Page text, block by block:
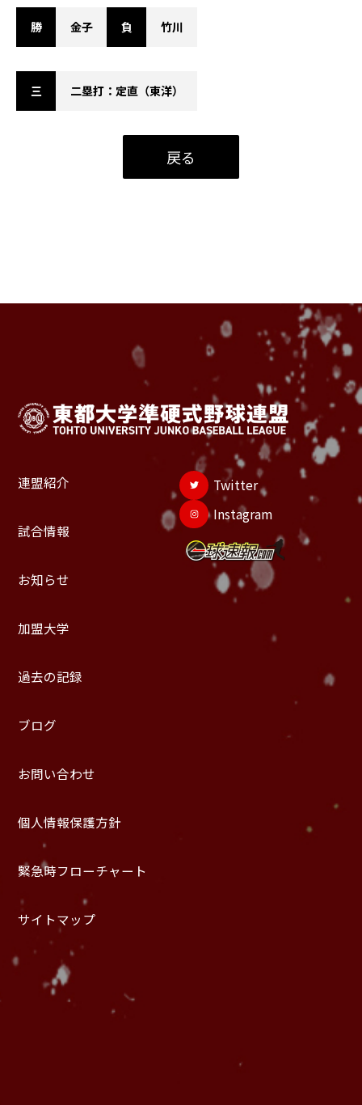
勝 金子 負 竹川
三 二塁打：定直（東洋）
戻る
連盟紹介
試合情報
お知らせ
加盟大学
過去の記録
ブログ
お問い合わせ
個人情報保護方針
緊急時フローチャート
サイトマップ
Twitter
Instagram